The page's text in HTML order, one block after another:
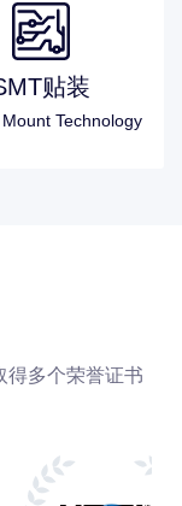
贴装
Technology
得多个荣誉证书